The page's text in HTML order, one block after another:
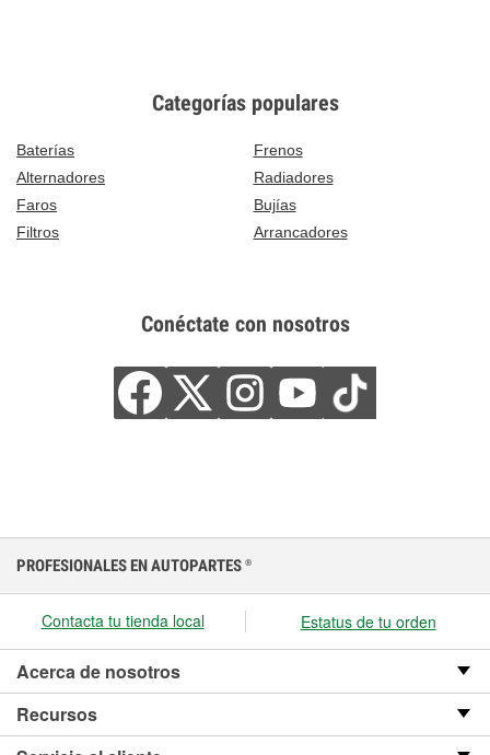
Categorías populares
Baterías
Frenos
Alternadores
Radiadores
Faros
Bujías
Filtros
Arrancadores
Conéctate con nosotros
PROFESIONALES EN AUTOPARTES ®
Contacta tu tienda local Estatus de tu orden
Acerca de nosotros
Recursos